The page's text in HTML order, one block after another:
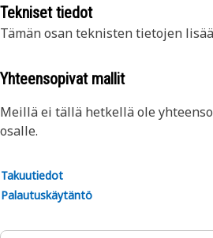
Tekniset tiedot
Tämän osan teknisten tietojen
Yhteensopivat mallit
Meillä ei tällä hetkellä ole
osalle.
Takuutiedot
Palautuskäytäntö